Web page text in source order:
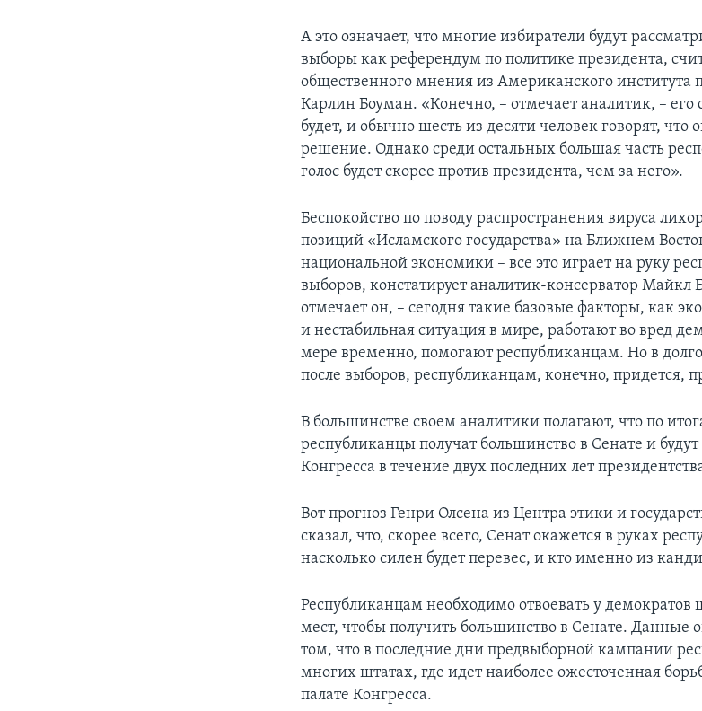
А это означает, что многие избиратели будут
выборы как референдум по политике президента,
общественного мнения из Американского института
Карлин Боуман. «Конечно, – отмечает аналитик, – его
будет, и обычно шесть из десяти человек говорят, что
решение. Однако среди остальных большая часть
голос будет скорее против президента, чем за него».
Беспокойство по поводу распространения вируса
позиций «Исламского государства» на Ближнем
национальной экономики – все это играет на руку
выборов, констатирует аналитик-консерватор Майкл
отмечает он, – сегодня такие базовые факторы, как
и нестабильная ситуация в мире, работают во вред
мере временно, помогают республиканцам. Но в
после выборов, республиканцам, конечно, придется,
В большинстве своем аналитики полагают, что по
республиканцы получат большинство в Сенате и
Конгресса в течение двух последних лет
Вот прогноз Генри Олсена из Центра этики и
сказал, что, скорее всего, Сенат окажется в руках
насколько силен будет перевес, и кто именно из
Республиканцам необходимо отвоевать у демократов
мест, чтобы получить большинство в Сенате. Данные
том, что в последние дни предвыборной кампании
многих штатах, где идет наиболее ожесточенная
палате Конгресса.